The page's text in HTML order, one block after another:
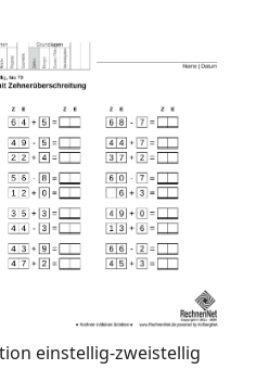
einstellig-zweistellig